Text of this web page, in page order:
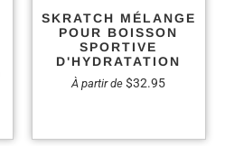
SKRATCH MÉLANGE
POUR BOISSON
SPORTIVE
D'HYDRATATION
À partir de $32.95